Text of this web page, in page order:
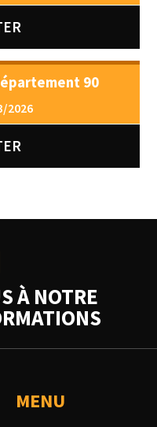
90
2026
À NOTRE
MENU